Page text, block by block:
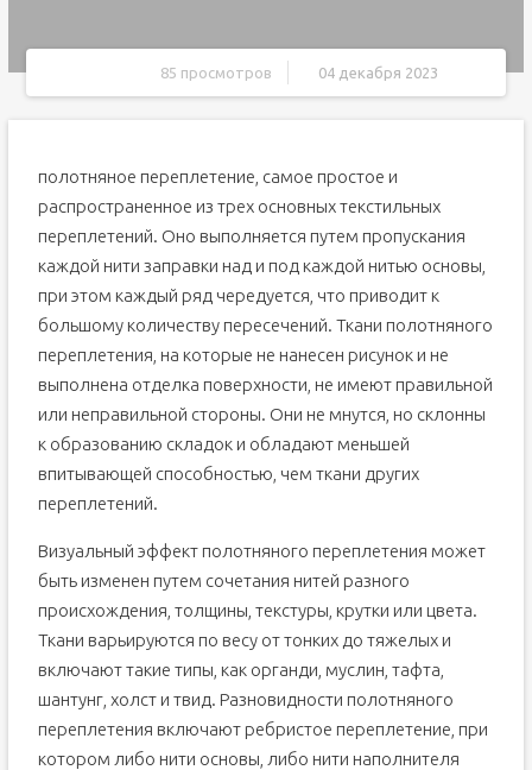
85 просмотров 04 декабря 2023
полотняное переплетение, самое простое и
распространенное из трех основных текстильных
переплетений. Оно выполняется путем пропускания
каждой нити заправки над и под каждой нитью основы,
при этом каждый ряд чередуется, что приводит к
большому количеству пересечений. Ткани полотняного
переплетения, на которые не нанесен рисунок и не
выполнена отделка поверхности, не имеют правильной
или неправильной стороны. Они не мнутся, но склонны
к образованию складок и обладают меньшей
впитывающей способностью, чем ткани других
переплетений.
Визуальный эффект полотняного переплетения может
быть изменен путем сочетания нитей разного
происхождения, толщины, текстуры, крутки или цвета.
Ткани варьируются по весу от тонких до тяжелых и
включают такие типы, как органди, муслин, тафта,
шантунг, холст и твид. Разновидности полотняного
переплетения включают ребристое переплетение, при
котором либо нити основы, либо нити наполнителя